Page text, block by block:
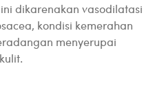
dikarenakan vasodilatasi
kondisi kemerahan
menyerupai